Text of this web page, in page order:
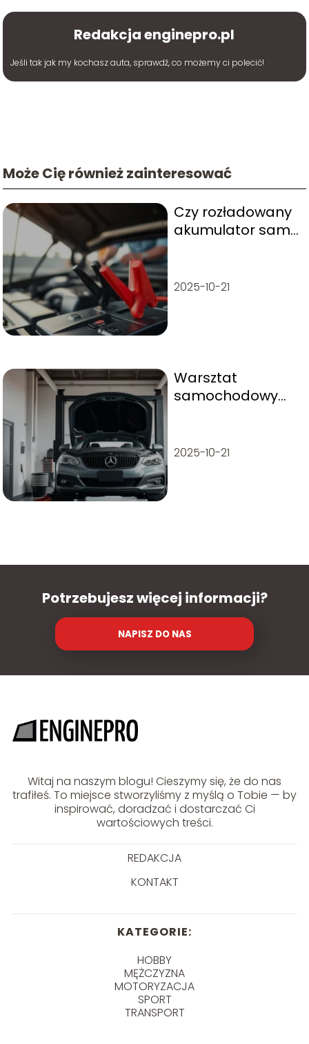
Redakcja enginepro.pl
Jeśli tak jak my kochasz auta, sprawdź, co możemy ci polecić!
Może Cię również zainteresować
Czy rozładowany
akumulator sam
2025-10-21
Warsztat
samochodowy
wulkanizacja –
2025-10-21
Potrzebujesz więcej informacji?
NAPISZ DO NAS
Witaj na naszym blogu! Cieszymy się, że do nas
trafiłeś. To miejsce stworzyliśmy z myślą o Tobie — by
inspirować, doradzać i dostarczać Ci
wartościowych treści.
REDAKCJA
KONTAKT
KATEGORIE:
HOBBY
MĘŻCZYZNA
MOTORYZACJA
SPORT
TRANSPORT